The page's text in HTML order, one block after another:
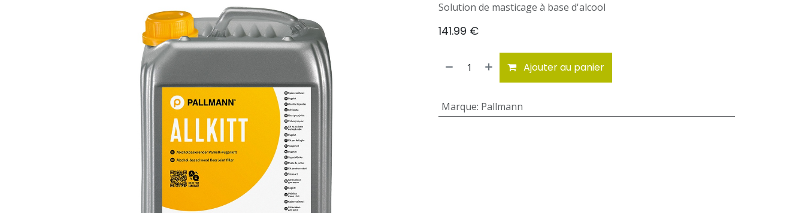
Solution de masticage à base d'alcool
141.99 €
Ajouter au panier
Marque: Pallmann